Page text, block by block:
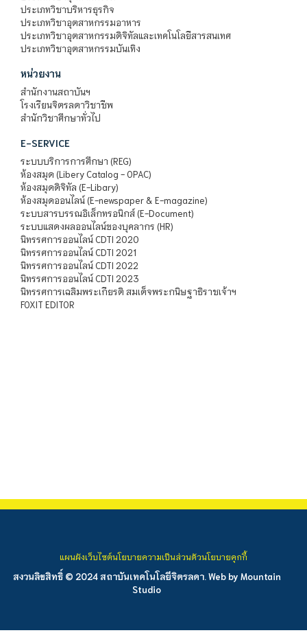
ประเภทวิชาบริหารธุรกิจ
ประเภทวิชาอุตสาหกรรมอาหาร
ประเภทวิชาอุตสาหกรรมดิจิทัลและเทคโนโลยีสารสนเทศ
ประเภทวิชาอุตสาหกรรมบันเทิง
หน่วยงาน
สำนักงานสถาบันฯ
โรงเรียนจิตรลดาวิชาชีพ
สำนักวิชาศึกษาทั่วไป
E-SERVICE
ระบบบริการการศึกษา (REG)
ห้องสมุด (Libery Catalog - OPAC)
ห้องสมุดดิจิทัล (E-Libary)
ห้องสมุดออนไลน์ (E-newspaper & E-magazine)
ระบบสารบรรณอิเล็กทรอนิกส์ (E-Document)
ระบบแสดงผลออนไลน์ของบุคลากร (HR)
นิทรรศการออนไลน์ CDTI 2020
นิทรรศการออนไลน์ CDTI 2021
นิทรรศการออนไลน์ CDTI 2022
นิทรรศการออนไลน์ CDTI 2023
นิทรรศการเฉลิมพระเกียรติ สมเด็จพระกนิษฐาธิราชเจ้าฯ
FOXIT EDITOR
สงวนลิขสิทธิ์ © 2024 สถาบันเทคโนโลยีจิตรลดา. Web by Mountain
Studio
แผนผังเว็บไซต์นโยบายความเป็นส่วนตัวนโยบายคุกกี้